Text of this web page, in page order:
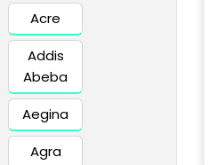
Acre
Addis
Abeba
Aegina
Agra